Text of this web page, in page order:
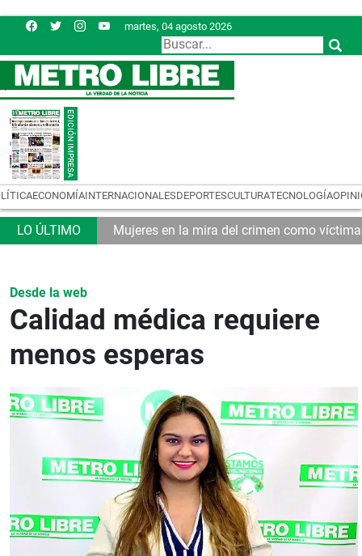
martes, 04 agosto 2026
ECONOMÍAINTERNACIONALESDEPORTESCULTURATECNOLOGÍA
tributario Mujeres en la mira del crimen como
Desde la web
Calidad médica requiere
menos esperas